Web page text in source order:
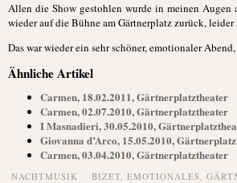
Allen die Show gestohlen wurde in meinen
wieder auf die Bühne am Gärtnerplatz zurück,
Das war wieder ein sehr schöner, emotionaler
Ähnliche Artikel
Carmen, 18.02.2011, Gärtnerplatztheater
Carmen, 02.07.2010, Gärtnerplatztheater
I Masnadieri, 30.05.2010,
Giovanna d’Arco, 15.05.2010,
Carmen, 03.04.2010, Gärtnerplatztheater
NACHTMUSIK BIZET, EMOTIONALES,